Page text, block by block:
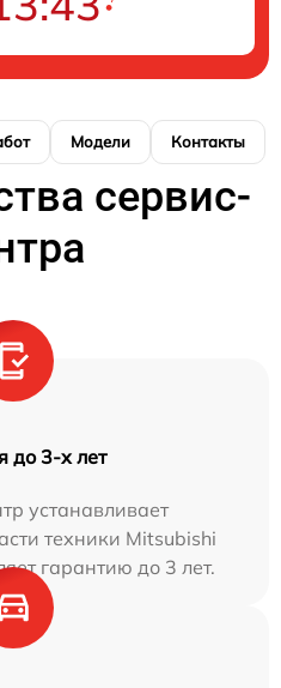
Модели Контакты
сервис-
до 3-х лет
устанавливает
техники Mitsubishi
гарантию до 3 лет.